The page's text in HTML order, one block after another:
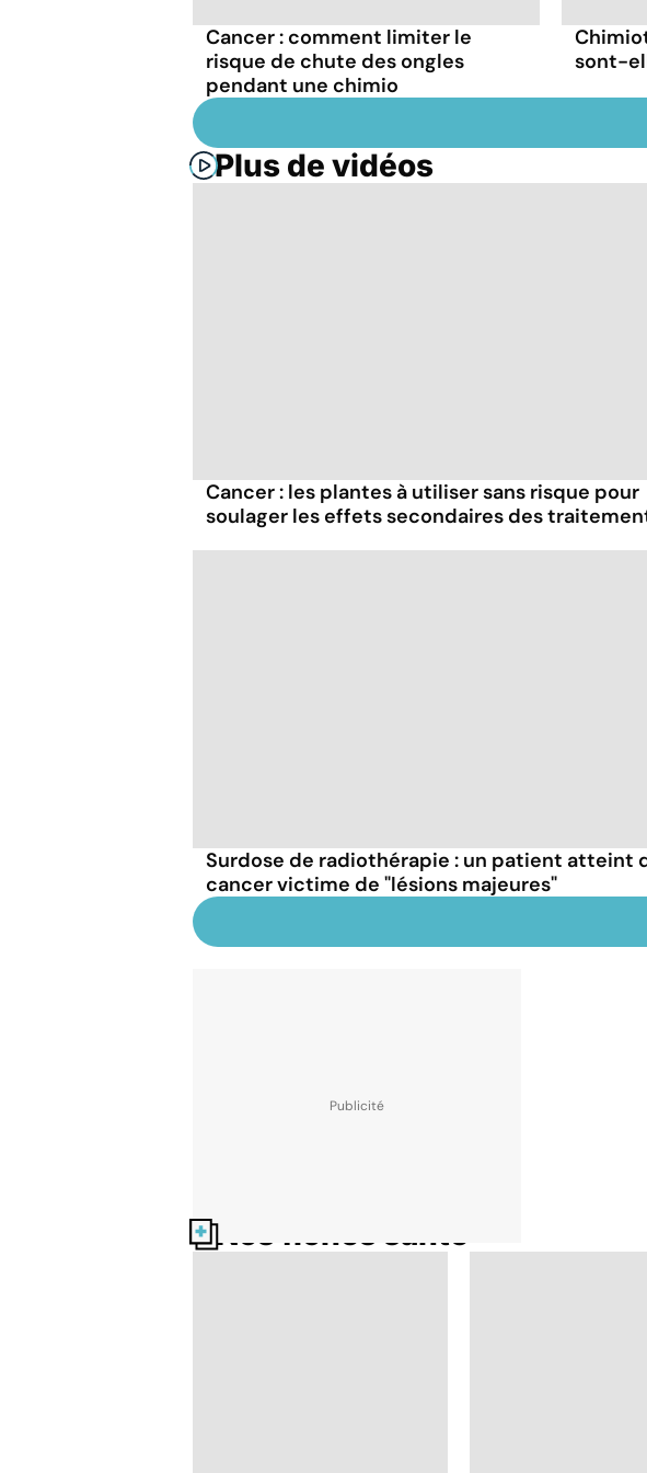
Cancer : comment limiter le
risque de chute des ongles
pendant une chimio
sont-
Plus de vidéos
Cancer : les plantes à utiliser sans risque pour
soulager les effets secondaires des
Surdose de radiothérapie : un patient atteint
cancer victime de "lésions majeures"
Nos fiches santé